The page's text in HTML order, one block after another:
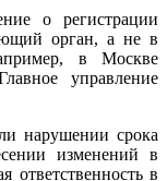
о регистрации
орган, а не в
в Москве
управление
нарушении срока
изменений в
ответственность в